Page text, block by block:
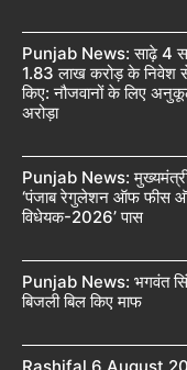
Punjab News: साढ़े 4
1.83 लाख करोड़ के निवेश
किए: नौजवानों के लिए
अरोड़ा
Punjab News: मुख्यमंत्री
‘पंजाब रेगुलेशन ऑफ फीस
विधेयक-2026’ पास
Punjab News: भगवंत
बिजली बिल किए माफ
Rashifal 6 August